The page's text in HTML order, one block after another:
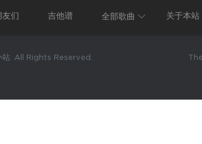
们 吉他谱 全部歌曲 关于本站
站. All Rights Reserved.